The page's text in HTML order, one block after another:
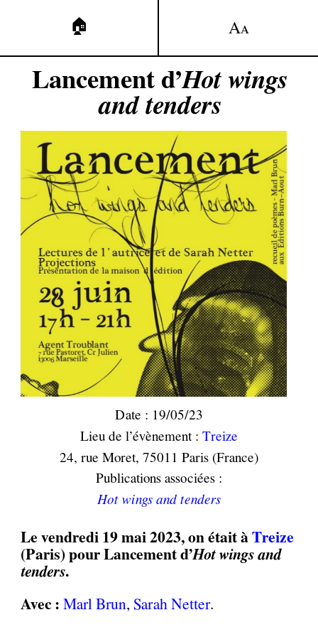
🏠 AA
Lancement d’Hot wings
and tenders
Date : 19/05/23
Lieu de l’évènement : Treize
24, rue Moret, 75011 Paris (France)
Publications associées :
Hot wings and tenders
Le vendredi 19 mai 2023, on était à Treize
(Paris) pour Lancement d’Hot wings and
tenders.
Avec : Marl Brun, Sarah Netter.